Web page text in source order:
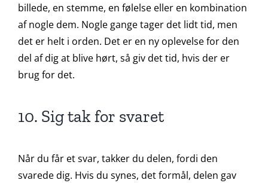
billede, en stemme, en følelse eller en kombination
af nogle dem. Nogle gange tager det lidt tid, men
det er helt i orden. Det er en ny oplevelse for den
del af dig at blive hørt, så giv det tid, hvis der er
brug for det.
10. Sig tak for svaret
Når du får et svar, takker du delen, fordi den
svarede dig. Hvis du synes, det formål, delen gav